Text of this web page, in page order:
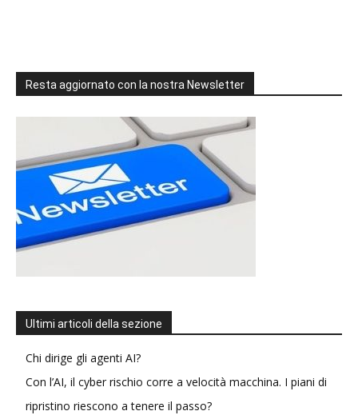
Resta aggiornato con la nostra Newsletter
Ultimi articoli della sezione
Chi dirige gli agenti AI?
Con l’AI, il cyber rischio corre a velocità macchina. I piani di
ripristino riescono a tenere il passo?